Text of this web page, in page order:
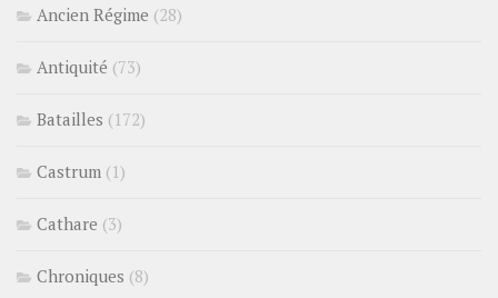
Ancien Régime (28)
Antiquité (73)
Batailles (172)
Castrum (1)
Cathare (3)
Chroniques (8)